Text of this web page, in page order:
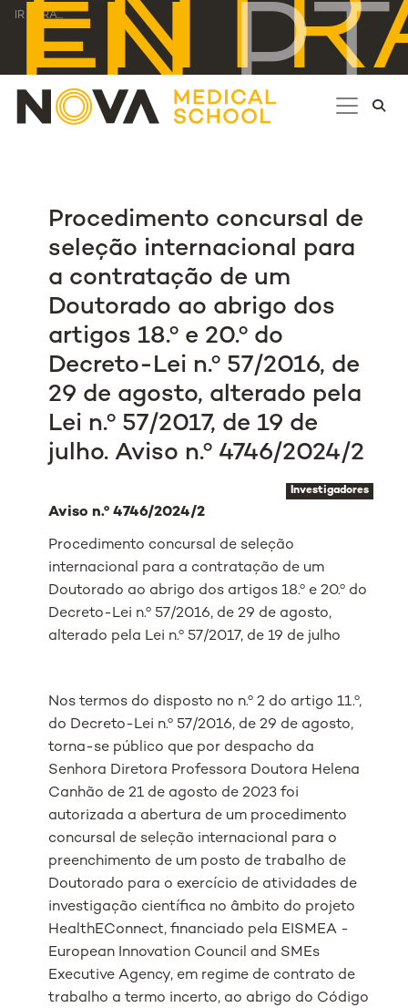
IR PARA...
EN PT
Procedimento concursal de
seleção internacional para
a contratação de um
Doutorado ao abrigo dos
artigos 18.º e 20.º do
Decreto-Lei n.º 57/2016, de
29 de agosto, alterado pela
Lei n.º 57/2017, de 19 de
julho. Aviso n.º 4746/2024/2
Investigadores
Aviso n.º 4746/2024/2
Procedimento concursal de seleção
internacional para a contratação de um
Doutorado ao abrigo dos artigos 18.º e 20.º do
Decreto-Lei n.º 57/2016, de 29 de agosto,
alterado pela Lei n.º 57/2017, de 19 de julho
Nos termos do disposto no n.º 2 do artigo 11.º,
do Decreto-Lei n.º 57/2016, de 29 de agosto,
torna-se público que por despacho da
Senhora Diretora Professora Doutora Helena
Canhão de 21 de agosto de 2023 foi
autorizada a abertura de um procedimento
concursal de seleção internacional para o
preenchimento de um posto de trabalho de
Doutorado para o exercício de atividades de
investigação científica no âmbito do projeto
HealthEConnect, financiado pela EISMEA -
European Innovation Council and SMEs
Executive Agency, em regime de contrato de
trabalho a termo incerto, ao abrigo do Código